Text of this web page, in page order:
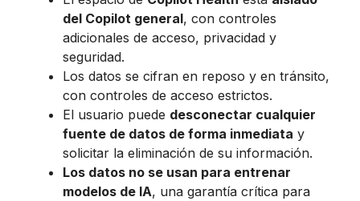
del Copilot general, con controles
adicionales de acceso, privacidad y
seguridad.
Los datos se cifran en reposo y en tránsito,
con controles de acceso estrictos.
El usuario puede desconectar cualquier
fuente de datos de forma inmediata y
solicitar la eliminación de su información.
Los datos no se usan para entrenar
modelos de IA, una garantía crítica para